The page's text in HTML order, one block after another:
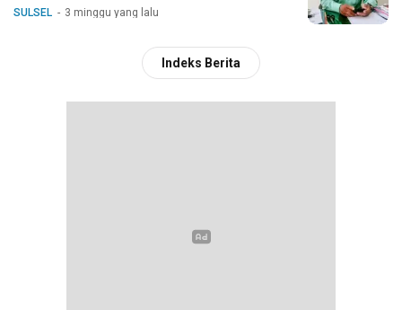
SULSEL 3 minggu yang lalu
Indeks Berita